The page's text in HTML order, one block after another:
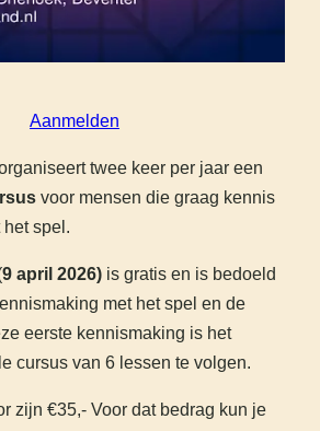
Aanmelden
twee keer per jaar een
voor mensen die graag kennis
spel.
9 april 2026) is gratis en is bedoeld
met het spel en de
eerste kennismaking is het
cursus van 6 lessen te volgen.
zijn €35,- Voor dat bedrag kun je